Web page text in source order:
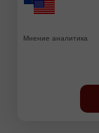
Мнение аналитика